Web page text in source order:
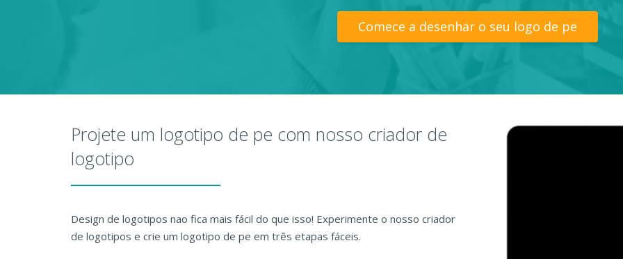
Comece a desenhar o seu logo de pe
Projete um logotipo de pe com nosso criador de
logotipo
Design de logotipos nao fica mais fácil do que isso! Experimente o nosso criador
de logotipos e crie um logotipo de pe em três etapas fáceis.